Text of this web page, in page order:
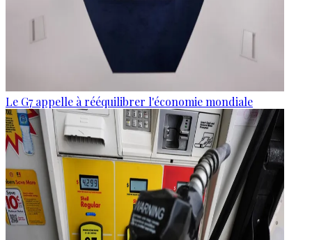
Le G7 appelle à rééquilibrer l'économie mondiale